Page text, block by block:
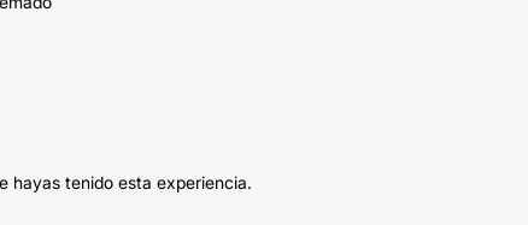
hayas tenido esta experiencia.